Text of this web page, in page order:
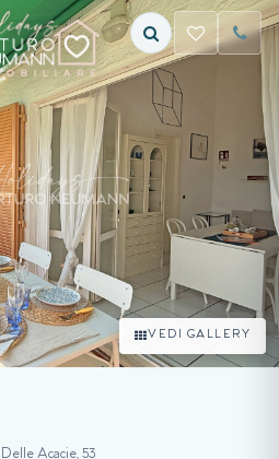
VEDI GALLERY
Acacie, 53